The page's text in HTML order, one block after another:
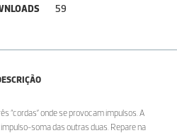
59
“cordas” onde se provocam impulsos. A
soma das outras duas. Repare na